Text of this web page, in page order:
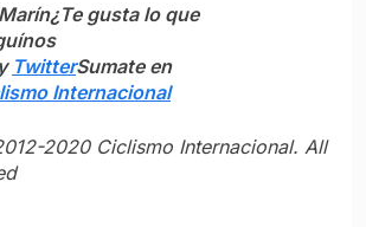
¿Te gusta lo que
TwitterSumate en
Internacional
2020 Ciclismo Internacional. All